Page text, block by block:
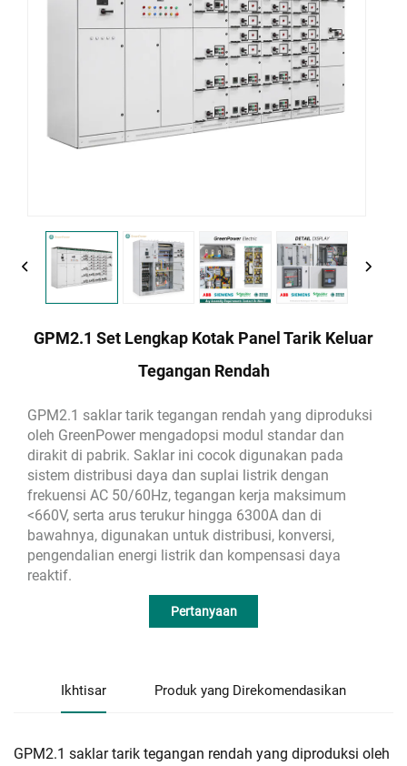
GPM2.1 Set Lengkap Kotak Panel Tarik Keluar
Tegangan Rendah
GPM2.1 saklar tarik tegangan rendah yang diproduksi
oleh GreenPower mengadopsi modul standar dan
dirakit di pabrik. Saklar ini cocok digunakan pada
sistem distribusi daya dan suplai listrik dengan
frekuensi AC 50/60Hz, tegangan kerja maksimum
<660V, serta arus terukur hingga 6300A dan di
bawahnya, digunakan untuk distribusi, konversi,
pengendalian energi listrik dan kompensasi daya
reaktif.
Pertanyaan
Ikhtisar Produk yang Direkomendasikan
GPM2.1 saklar tarik tegangan rendah yang diproduksi oleh